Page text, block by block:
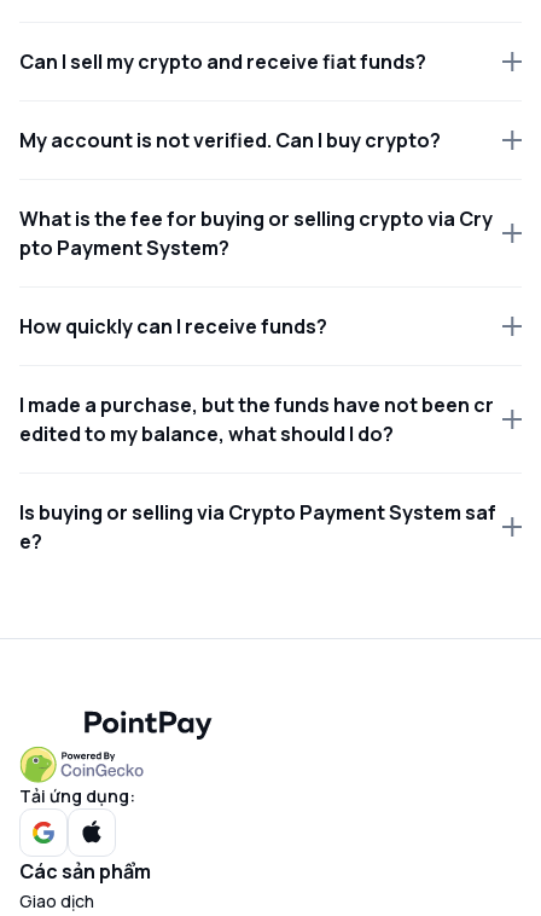
Can I sell my crypto and receive fiat funds?
My account is not verified. Can I buy crypto?
What is the fee for buying or selling crypto via Cry
pto Payment System?
How quickly can I receive funds?
I made a purchase, but the funds have not been cr
edited to my balance, what should I do?
Is buying or selling via Crypto Payment System saf
e?
Tải ứng dụng:
Các sản phẩm
Giao dịch